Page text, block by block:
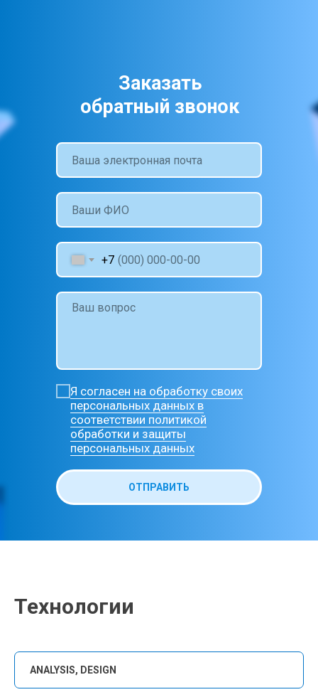
Заказать
обратный звонок
+7
Я согласен на обработку своих
персональных данных в
соответствии политикой
обработки и защиты
персональных данных
ОТПРАВИТЬ
Технологии
ANALYSIS, DESIGN